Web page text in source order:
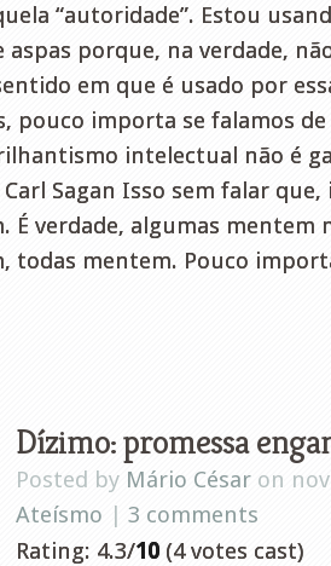
“autoridade”. Estou
porque, na verdade,
em que é usado por
pouco importa se falamos
intelectual não é
Sagan Isso sem falar
É verdade, algumas mentem
todas mentem. Pouco
Dízimo: promessa
Posted by Mário César on
Ateísmo | 3 comments
Rating: 4.3/10 (4 votes cast)